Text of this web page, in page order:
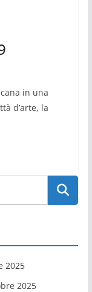
in una
d’arte, la
2025
2025